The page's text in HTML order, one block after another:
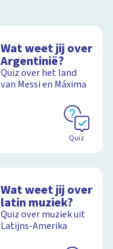
Wat weet jij over
Argentinië?
Quiz over het land
van Messi en Máxima
Quiz
Wat weet jij over
latin muziek?
Quiz over muziek uit
Latijns-Amerika